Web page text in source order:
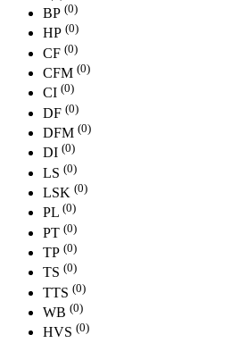
ВР (0)
НР (0)
CF (0)
CFМ (0)
CI (0)
DF (0)
DFМ (0)
DI (0)
LS (0)
LSK (0)
PL (0)
PT (0)
ТР (0)
TS (0)
TTS (0)
WB (0)
HVS (0)